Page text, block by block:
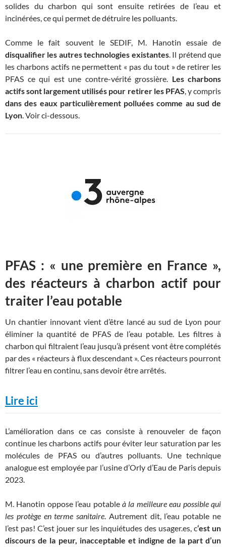
solides du charbon qui sont ensuite retirées de l’eau et
incinérées, ce qui permet de détruire les polluants.
Comme le fait souvent le SEDIF, M. Hanotin essaie de
disqualifier les autres technologies existantes. Il prétend que
les charbons actifs ne permettent « pas du tout » de retirer les
PFAS ce qui est une contre-vérité grossière. Les charbons
actifs sont largement utilisés pour retirer les PFAS, y compris
dans des eaux particulièrement polluées comme au sud de
Lyon. Voir ci-dessous.
PFAS : « une première en France »,
des réacteurs à charbon actif pour
traiter l’eau potable
Un chantier innovant vient d’être lancé au sud de Lyon pour
éliminer la quantité de PFAS de l’eau potable. Les filtres à
charbon qui filtraient l’eau jusqu’à présent vont être complétés
par des « réacteurs à flux descendant ». Ces réacteurs pourront
filtrer l’eau en continu, sans devoir être arrêtés.
Lire ici
L’amélioration dans ce cas consiste à renouveler de façon
continue les charbons actifs pour éviter leur saturation par les
molécules de PFAS ou d’autres polluants. Une technique
analogue est employée par l’usine d’Orly d’Eau de Paris depuis
2023.
M. Hanotin oppose l’eau potable à la meilleure eau possible qui
les protège en terme sanitaire. Autrement dit, l’eau potable ne
l’est pas! C’est jouer sur les inquiétudes des usager.es, c‘est un
discours de la peur, inacceptable et indigne de la part d’un